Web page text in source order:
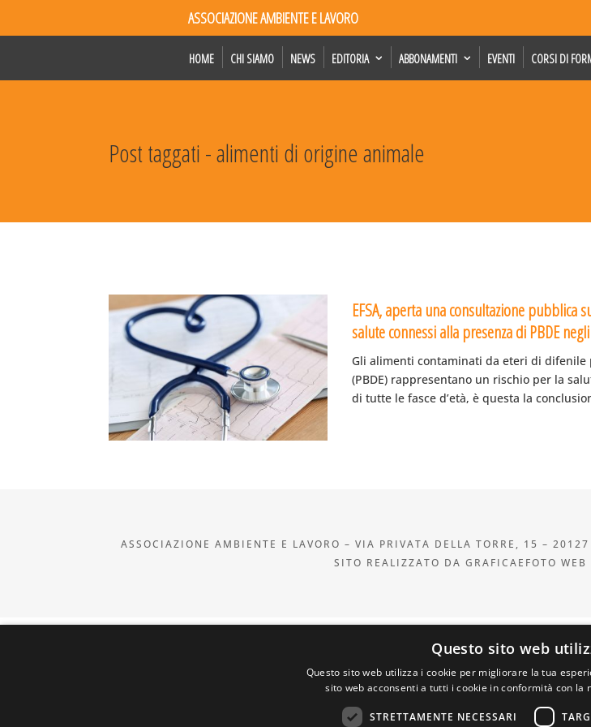
ASSOCIAZIONE AMBIENTE E LAVORO
HOME CHI SIAMO NEWS EDITORIA ABBONAMENTI EVENTI CORSI DI
Post taggati - alimenti di origine animale
EFSA, aperta una consultazione pubblica
salute connessi alla presenza di PBDE
Gli alimenti contaminati da eteri di
(PBDE) rappresentano un rischio per la
di tutte le fasce d’età, è questa la
ASSOCIAZIONE AMBIENTE E LAVORO – VIA PRIVATA DELLA TORRE, 15 –
SITO REALIZZATO DA GRAFICAEFOTO
Questo sito web
Questo sito web utilizza i cookie per migliorare la tua
sito web acconsenti a tutti i cookie in conformità con la
STRETTAMENTE NECESSARI